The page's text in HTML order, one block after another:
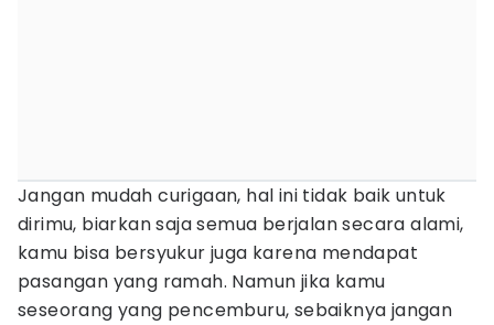
Jangan mudah curigaan, hal ini tidak baik untuk
dirimu, biarkan saja semua berjalan secara alami,
kamu bisa bersyukur juga karena mendapat
pasangan yang ramah. Namun jika kamu
seseorang yang pencemburu, sebaiknya jangan